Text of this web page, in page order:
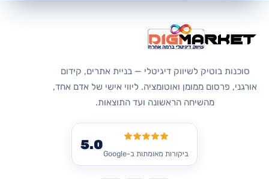
סוכנות בוטיק לשיווק דיגיטלי — בניית אתרים, קידום
אורגני, פרסום ממומן ואוטומציה. ליווי אישי של אדם אחד,
מהשיחה הראשונה ועד התוצאות.
ביקורות מאומתות ב-Google
5.0